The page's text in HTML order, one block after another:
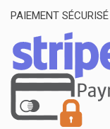
PAIEMENT SÉCURISÉ